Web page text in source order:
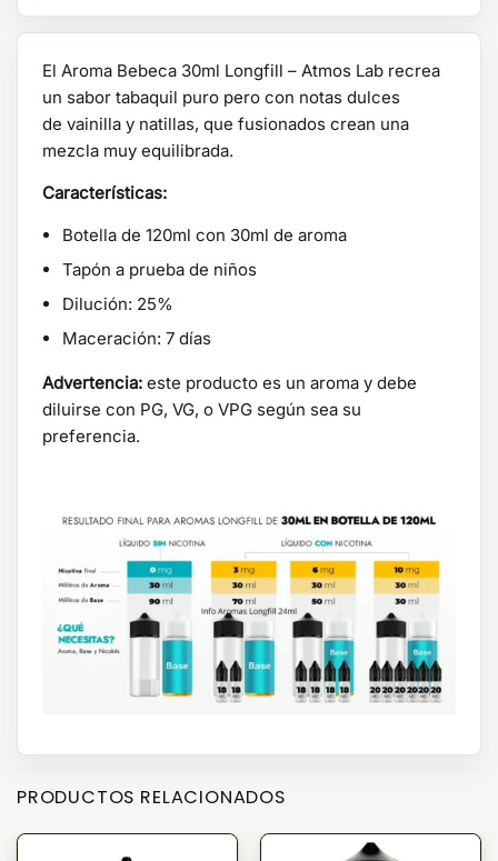
El Aroma Bebeca 30ml Longfill – Atmos Lab recrea
un sabor tabaquil puro pero con notas dulces
de vainilla y natillas, que fusionados crean una
mezcla muy equilibrada.
Características:
Botella de 120ml con 30ml de aroma
Tapón a prueba de niños
Dilución: 25%
Maceración: 7 días
Advertencia: este producto es un aroma y debe
diluirse con PG, VG, o VPG según sea su
preferencia.
PRODUCTOS RELACIONADOS